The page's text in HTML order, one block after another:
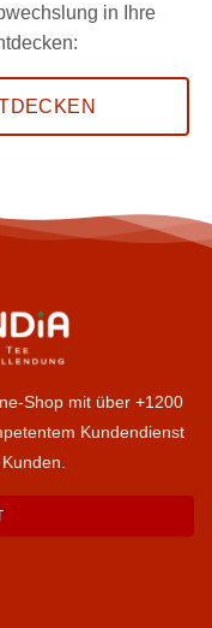
in Ihre
Shop mit über +1200
Kundendienst